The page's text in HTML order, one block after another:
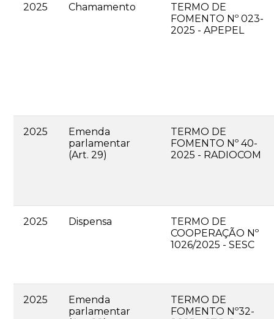
2025 Chamamento
TERMO DE
FOMENTO Nº 023-
2025 - APEPEL
2025
Emenda
parlamentar
(Art. 29)
TERMO DE
FOMENTO Nº 40-
2025 - RADIOCOM
2025 Dispensa
TERMO DE
COOPERAÇÃO Nº
1026/2025 - SESC
2025
Emenda
parlamentar
TERMO DE
FOMENTO Nº32-